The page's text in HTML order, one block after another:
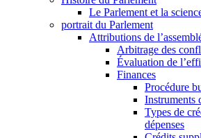
Le Parlement et la
portrait du Parlement
Attributions de
Arbitrage des
Évaluation de
Finances
Procédure
Instruments
Types de
dépenses